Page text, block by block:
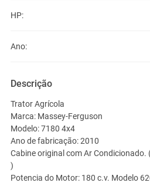
HP:
Ano:
Descrição
Trator Agrícola
Marca: Massey-Ferguson
Modelo: 7180 4x4
Ano de fabricação: 2010
Cabine original com Ar Condicionado.
)
Potencia do Motor: 180 c.v. Modelo